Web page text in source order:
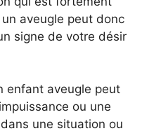
un aveugle peut donc
signe de votre désir
enfant aveugle peut
ou une
une situation ou